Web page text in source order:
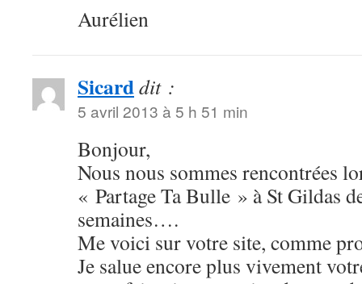
Aurélien
Sicarddit :
5 avril 2013 à 5 h 51 min
Bonjour,
Nous nous sommes rencontrées
« Partage Ta Bulle » à St Gildas
semaines….
Me voici sur votre site, comme
Je salue encore plus vivement